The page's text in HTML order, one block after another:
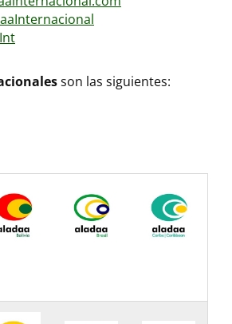
son las siguientes: